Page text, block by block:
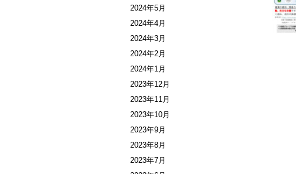
2024年5月
2024年4月
2024年3月
2024年2月
2024年1月
2023年12月
2023年11月
2023年10月
2023年9月
2023年8月
2023年7月